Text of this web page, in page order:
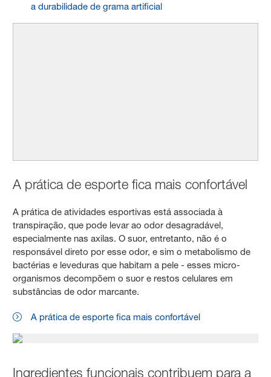
a durabilidade de grama artificial
A prática de esporte fica mais confortável
A prática de atividades esportivas está associada à
transpiração, que pode levar ao odor desagradável,
especialmente nas axilas. O suor, entretanto, não é o
responsável direto por esse odor, e sim o metabolismo de
bactérias e leveduras que habitam a pele - esses micro-
organismos decompõem o suor e restos celulares em
substâncias de odor marcante.
A prática de esporte fica mais confortável
Ingredientes funcionais contribuem para a